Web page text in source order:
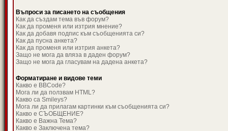
Въпроси за писането на съобщения
Как да създам тема във форум?
Как да променя или изтрия мнение?
Как да добавя подпис към съобщенията си?
Как да пусна анкета?
Как да променя или изтрия анкета?
Защо не мога да вляза в даден форум?
Защо не мога да гласувам на дадена анкета?
Форматиране и видове теми
Какво е BBCode?
Мога ли да ползвам HTML?
Какво са Smileys?
Мога ли да прилагам картинки към съобщенията си?
Какво е СЪОБЩЕНИЕ?
Какво е Важна Тема?
Какво е Заключена тема?